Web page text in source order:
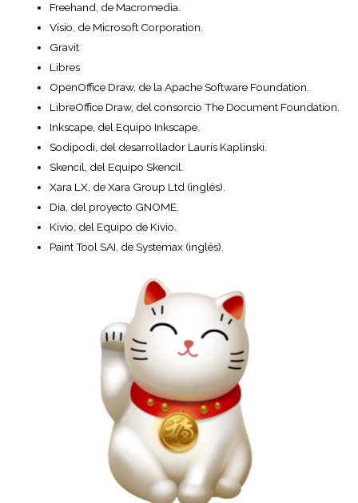
Freehand, de Macromedia.
Visio, de Microsoft Corporation.
Gravit
Libres
OpenOffice Draw, de la Apache Software Foundation.
LibreOffice Draw, del consorcio The Document Foundation.
Inkscape, del Equipo Inkscape.
Sodipodi, del desarrollador Lauris Kaplinski.
Skencil, del Equipo Skencil.
Xara LX, de Xara Group Ltd (inglés).
Dia, del proyecto GNOME.
Kivio, del Equipo de Kivio.
Paint Tool SAI, de Systemax (inglés).